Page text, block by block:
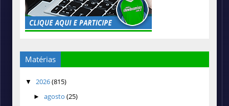
Matérias
▼ 2026(815)
► agosto (25)